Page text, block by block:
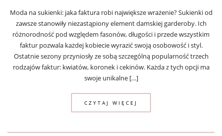
Moda na sukienki: jaka faktura robi największe wrażenie? Sukienki od
zawsze stanowiły niezastąpiony element damskiej garderoby. Ich
różnorodność pod względem fasonów, długości i przede wszystkim
faktur pozwala każdej kobiecie wyrazić swoją osobowość i styl.
Ostatnie sezony przyniosły ze sobą szczególną popularność trzech
rodzajów faktur: kwiatów, koronek i cekinów. Każda z tych opcji ma
swoje unikalne […]
CZYTAJ WIĘCEJ